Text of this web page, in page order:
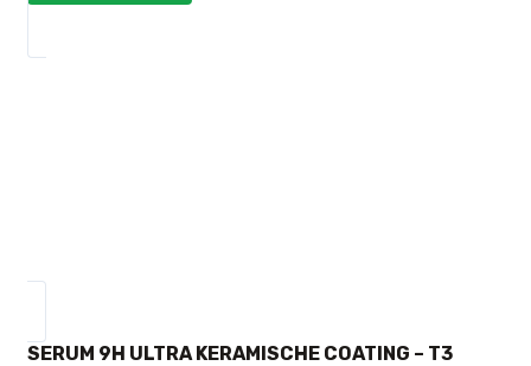
SERUM 9H ULTRA KERAMISCHE COATING – T3